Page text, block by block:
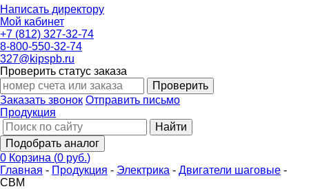
Написать директору
Мой кабинет
+7 (812) 327-32-74
8-800-550-32-74
327@kipspb.ru
Проверить статус заказа
Проверить
Заказать звонок Отправить письмо
Продукция
Найти
Подобрать аналог
0 Корзина (0 руб.)
Главная - Продукция - Электрика - Двигатели шаговые -
СВМ